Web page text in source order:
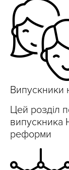
Випускники
Цей розділ
випускника
реформи